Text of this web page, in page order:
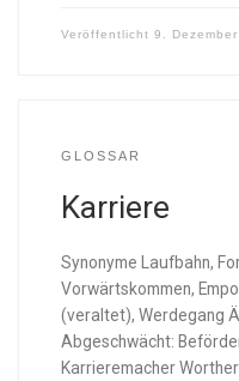
Veröffentlicht 9.
GLOSSAR
Karriere
Synonyme Laufbahn,
Vorwärtskommen,
(veraltet), Werdegang
Abgeschwächt:
Karrieremacher